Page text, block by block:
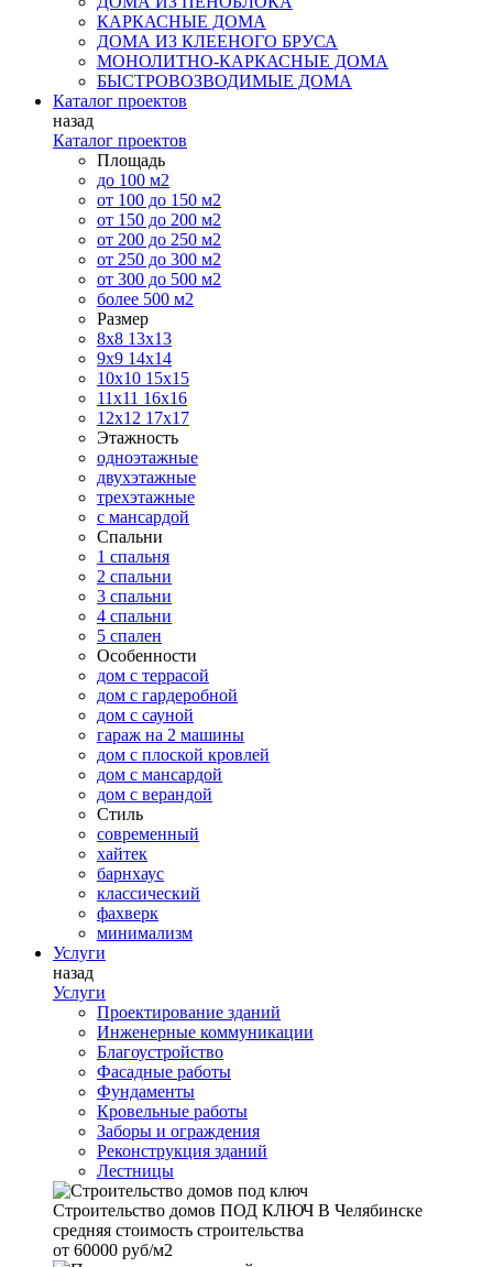
КАРКАСНЫЕ ДОМА
ДОМА ИЗ КЛЕЕНОГО БРУСА
МОНОЛИТНО-КАРКАСНЫЕ ДОМА
БЫСТРОВОЗВОДИМЫЕ ДОМА
Каталог проектов
назад
Каталог проектов
Площадь
до 100 м2
от 100 до 150 м2
от 150 до 200 м2
от 200 до 250 м2
от 250 до 300 м2
от 300 до 500 м2
более 500 м2
Размер
8х8 13х13
9х9 14х14
10х10 15х15
11x11 16х16
12х12 17х17
Этажность
одноэтажные
двухэтажные
трехэтажные
с мансардой
Спальни
1 спальня
2 спальни
3 спальни
4 спальни
5 спален
Особенности
дом с террасой
дом с гардеробной
дом с сауной
гараж на 2 машины
дом с плоской кровлей
дом с мансардой
дом с верандой
Стиль
современный
хайтек
барнхаус
классический
фахверк
минимализм
Услуги
назад
Услуги
Проектирование зданий
Инженерные коммуникации
Благоустройство
Фасадные работы
Фундаменты
Кровельные работы
Заборы и ограждения
Реконструкция зданий
Лестницы
Строительство домов ПОД КЛЮЧ В Челябинске
средняя стоимость строительства
от 60000 руб/м2